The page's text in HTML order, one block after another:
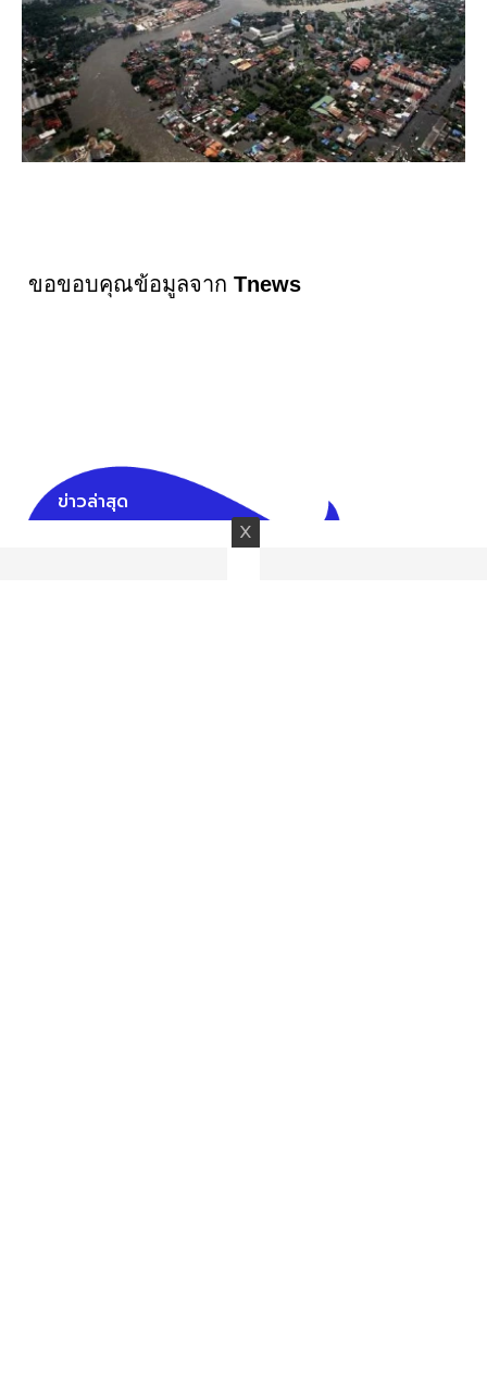
ขอขอบคุณข้อมูลจาก Tnews
ข่าวล่าสุด